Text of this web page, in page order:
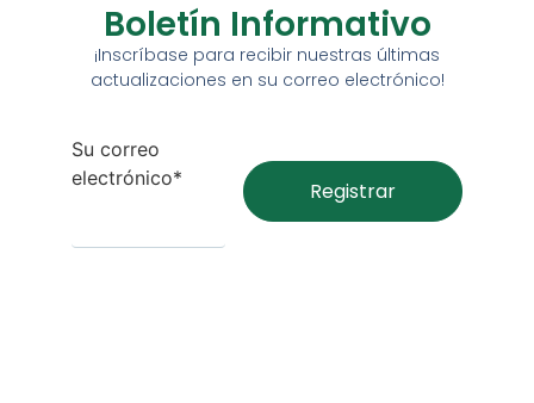
Boletín Informativo
¡Inscríbase para recibir nuestras últimas
actualizaciones en su correo electrónico!
Su correo
electrónico*